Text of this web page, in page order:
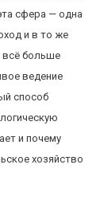
сфера — одна
и в то же
всё больше
ведение
способ
и почему
хозяйство